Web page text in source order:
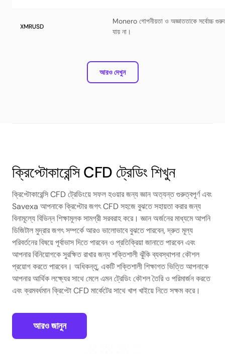
XMRUSD
Monero গোপনীয়তা ও অজ্ঞাততাকে সর্বোচ্চ
যায় না।
আরও দেখুন
ক্রিপ্টোকারেন্সি CFD ট্রেডিং শিখুন
ক্রিপ্টোকারেন্সি CFD ট্রেডিংয়ে সফল হওয়ার জন্য জ্ঞান অত্যন্ত গুরুত্বপূর্ণ এবং
Savexa আপনাকে ক্রিপ্টোর জগৎ CFD সহজে বুঝতে সহায়তা করার জন্য
বিনামূল্যে বিভিন্ন শিক্ষামূলক সামগ্রী সরবরাহ করে। জ্ঞান অর্জনের মাধ্যমে আপনি
ডিজিটাল মুদ্রার জগৎ সম্পর্কে আরও ভালোভাবে বুঝতে পারবেন, দ্রুত মূল্য
পরিবর্তনের বিষয়ে পূর্বাভাস দিতে পারবেন ও প্রতিক্রিয়া জানাতে পারবেন এবং
আপনার বিনিয়োগকে সুরক্ষিত রাখার জন্য শক্তিশালী ঝুঁকি ব্যবস্থাপনা কৌশল
প্রয়োগ করতে পারবেন। অধিকন্তু, একটি শক্তিশালী শিক্ষাগত ভিত্তি আপনাকে
আপনার আর্থিক লক্ষ্যের সাথে মেলে এমন ট্রেডিং কৌশল তৈরি ও পরিমার্জন করতে
এবং ক্রমবর্ধমান ক্রিপ্টো CFD মার্কেটের সাথে খাপ খাইয়ে নিতে সক্ষম করে।
আরও জানুন